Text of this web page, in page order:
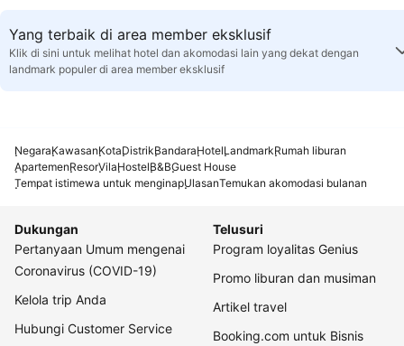
Yang terbaik di area member eksklusif
Klik di sini untuk melihat hotel dan akomodasi lain yang dekat dengan
landmark populer di area member eksklusif
NegaraKawasanKotaDistrikBandaraHotelLandmarkRumah liburan
ApartemenResorVilaHostelB&BGuest House
Tempat istimewa untuk menginapUlasanTemukan akomodasi bulanan
Dukungan
Pertanyaan Umum mengenai
Coronavirus (COVID-19)
Kelola trip Anda
Hubungi Customer Service
Telusuri
Program loyalitas Genius
Promo liburan dan musiman
Artikel travel
Booking.com untuk Bisnis